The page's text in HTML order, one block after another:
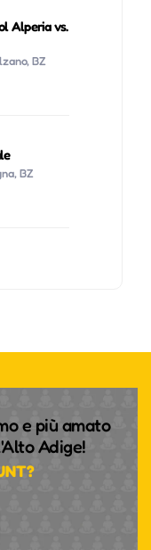
Alperia vs.
BZ
BZ
e più amato
Adige!